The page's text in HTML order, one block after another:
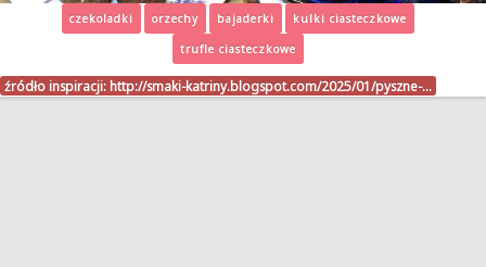
czekoladki orzechy bajaderki
kulki ciasteczkowe
trufle ciasteczkowe
źródło inspiracji: http://smaki-katriny.blogspot.com/2025/01/pyszne-…